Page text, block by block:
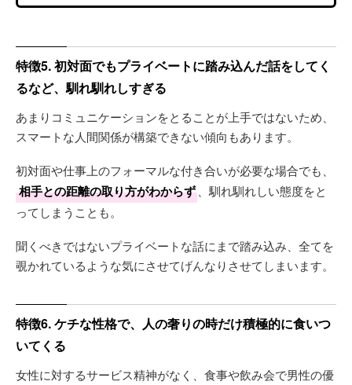
特徴5. 初対面でもプライベートに踏み込んだ話をしてく
るなど、馴れ馴れしすぎる
あまりコミュニケーションをとることが上手ではないため、
スマートな人間関係が構築できない傾向もあります。
初対面や仕事上のフォーマルな付き合いが必要な場合でも、
相手との距離の取り方がわからず 、馴れ馴れしい態度をと
ってしまうことも。
聞くべきではないプライベートな話にまで踏み込み、全てを
覗かれているような気にさせてげんなりさせてしまいます。
特徴6. ケチな性格で、人の奢りの時だけ積極的に食いつ
いてくる
女性に対するサービス精神がなく、食事や飲み会で男性の優